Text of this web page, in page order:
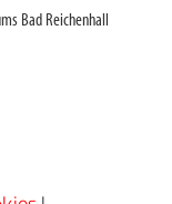
Bad Reichenhall